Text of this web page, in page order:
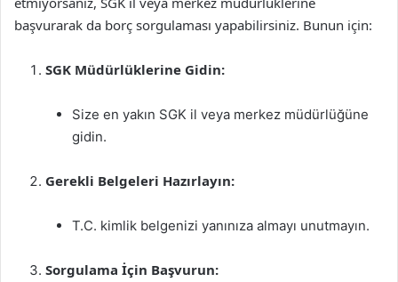
başvurarak da borç sorgulaması yapabilirsiniz. Bunun için:
SGK Müdürlüklerine Gidin:
Size en yakın SGK il veya merkez müdürlüğüne
gidin.
Gerekli Belgeleri Hazırlayın:
T.C. kimlik belgenizi yanınıza almayı unutmayın.
Sorgulama İçin Başvurun: